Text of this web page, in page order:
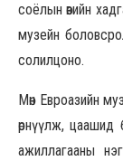
соёлын өвийн
музейн
солилцоно.
Мөн Евроазийн
өрнүүлж, цаашид
ажиллагааны